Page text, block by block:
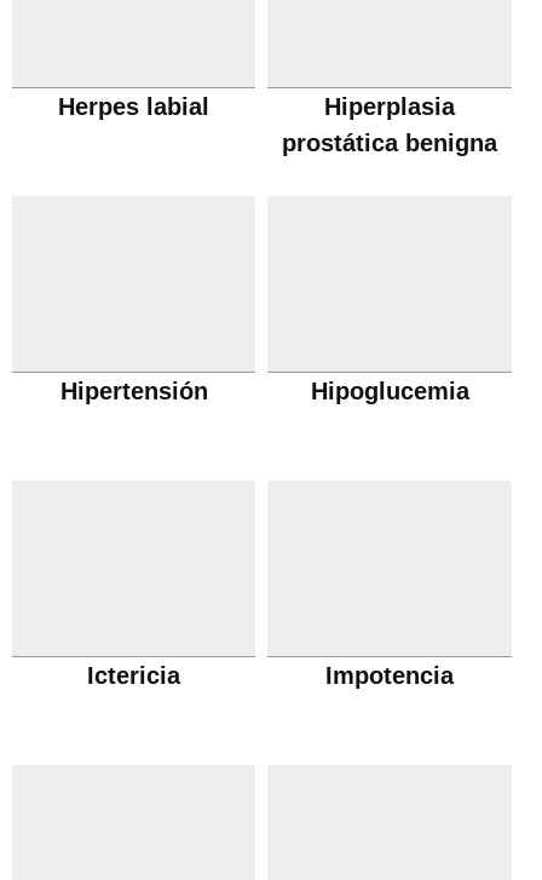
Herpes labial
Hiperplasia
prostática benigna
Hipertensión Hipoglucemia
Ictericia Impotencia